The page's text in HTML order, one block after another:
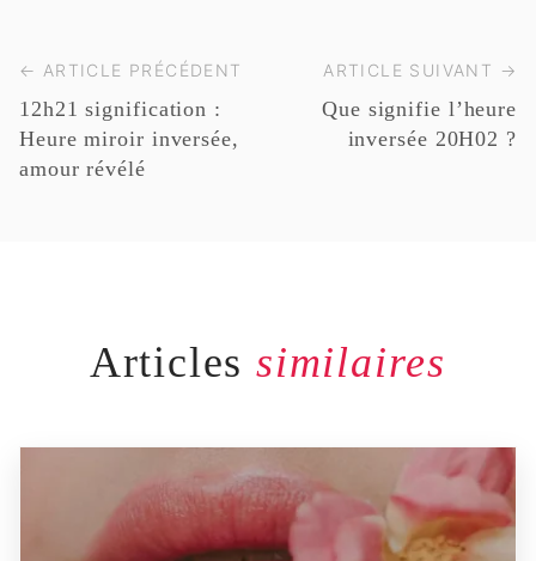
← ARTICLE PRÉCÉDENT
12h21 signification :
Heure miroir inversée,
amour révélé
ARTICLE SUIVANT →
Que signifie l’heure
inversée 20H02 ?
Articlessimilaires